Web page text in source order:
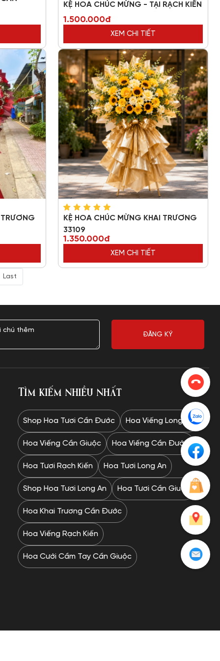
KỆ HOA CHÚC MỪNG - TẠI RẠCH KIẾN
1.500.000đ
XEM CHI TIẾT
KỆ HOA CHÚC MỪNG KHAI TRƯƠNG
33109
1.350.000đ
XEM CHI TIẾT
Last
Tìm kiếm nhiều nhất
Shop Hoa Tươi Cần Đước Hoa Viếng Long An
Hoa Viếng Cần Giuộc Hoa Viếng Cần Đước
Hoa Tươi Rạch Kiến Hoa Tươi Long An
Shop Hoa Tươi Long An Hoa Tươi Cần Giuộc
Hoa Khai Trương Cần Đước
Hoa Viếng Rạch Kiến
Hoa Cưới Cầm Tay Cần Giuộc